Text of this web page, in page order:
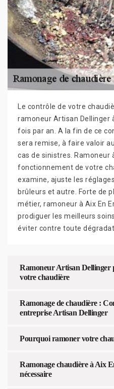
Le contrôle de votre
ramoneur Artisan Dellinger
fois par an. A la fin de ce
sera remise, à faire valoir
cas de sinistres. Ramoneur
fonctionnement de votre
examine, ajuste les
brûleurs et autre. Forte de
métier, ramoneur à Aix En
prodiguer les meilleurs
éviter contre toute
Ramoneur Artisan Dellinger
votre chaudière
Ramonage de chaudière :
entreprise Artisan Dellinger
Pourquoi ramoner votre
Ramonage chaudière à Aix
nécessaire